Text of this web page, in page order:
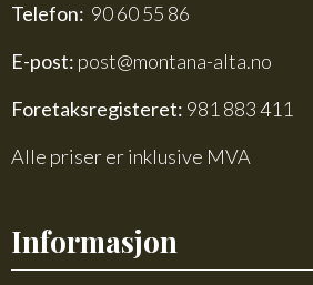
Telefon: 90 60 55 86
E-post: post@montana-alta.no
Foretaksregisteret: 981 883 411
Alle priser er inklusive MVA
Informasjon